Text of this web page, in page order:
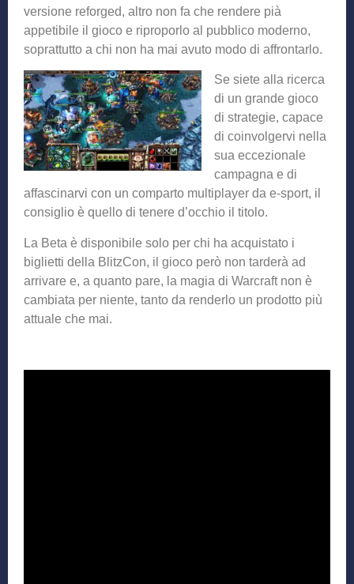
versione reforged, altro non fa che rendere pià
appetibile il gioco e riproporlo al pubblico moderno,
soprattutto a chi non ha mai avuto modo di affrontarlo.
Se siete all a ricerca
di un grande gioco
di strategie, capace
di coinvolgervi nella
sua eccezionale
campagna e di
affascinarvi con un comparto multiplayer da e-sport, il
consiglio è quello di tenere d’occhio il titolo.
La Beta è disponibile solo per chi ha acquistato i
biglietti della BlitzCon, il gioco però non tarderà ad
arrivare e, a quanto pare, la magia di Warcraft non è
cambiata per niente, tanto da renderlo un prodotto più
attuale che mai.